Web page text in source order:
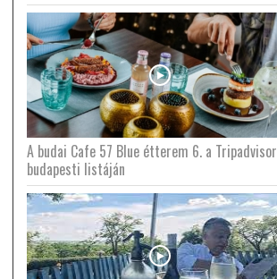
A budai Cafe 57 Blue étterem 6. a Tripadvisor
budapesti listáján